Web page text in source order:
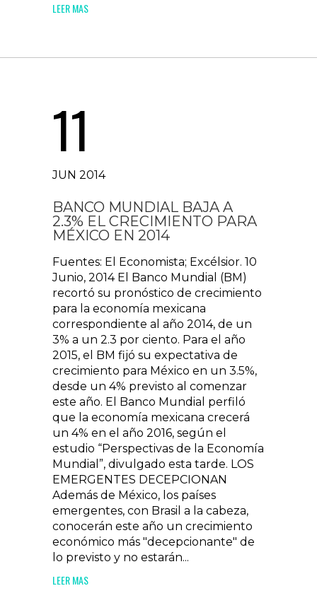
LEER MAS
11
JUN 2014
BANCO MUNDIAL BAJA A
2.3% EL CRECIMIENTO PARA
MÉXICO EN 2014
Fuentes: El Economista; Excélsior. 10
Junio, 2014 El Banco Mundial (BM)
recortó su pronóstico de crecimiento
para la economía mexicana
correspondiente al año 2014, de un
3% a un 2.3 por ciento. Para el año
2015, el BM fijó su expectativa de
crecimiento para México en un 3.5%,
desde un 4% previsto al comenzar
este año. El Banco Mundial perfiló
que la economía mexicana crecerá
un 4% en el año 2016, según el
estudio “Perspectivas de la Economía
Mundial”, divulgado esta tarde. LOS
EMERGENTES DECEPCIONAN
Además de México, los países
emergentes, con Brasil a la cabeza,
conocerán este año un crecimiento
económico más "decepcionante" de
lo previsto y no estarán...
LEER MAS